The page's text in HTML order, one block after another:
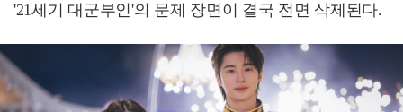
'21세기 대군부인'의 문제 장면이 결국 전면 삭제된다.